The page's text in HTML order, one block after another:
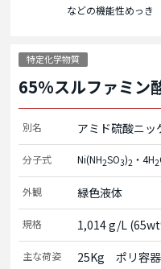
などの機能性めっき
特定化学物質
65%スルファミン
別名 アミド硫酸ニッ
分子式 Ni(NH2SO3)2 ・4H2
外観 緑色液体
規格 1,014 g/L
主な荷姿 25Kg　ポリ容器